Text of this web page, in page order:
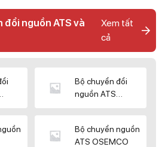
đổi nguồn ATS và
Xem tất
cả
Bộ chuyển đổi
nguồn ATS
Bộ chuyển nguồn
ATS OSEMCO